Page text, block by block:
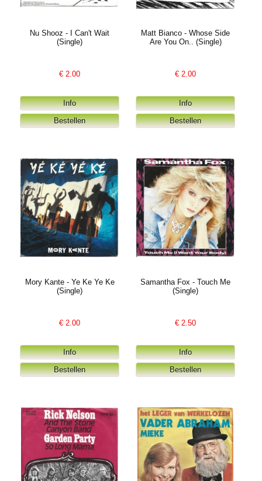
Nu Shooz - I Can't Wait
(Single)
€ 2.00
Matt Bianco - Whose Side
Are You On.. (Single)
€ 2.00
Mory Kante - Ye Ke Ye Ke
(Single)
€ 2.00
Samantha Fox - Touch Me
(Single)
€ 2.50